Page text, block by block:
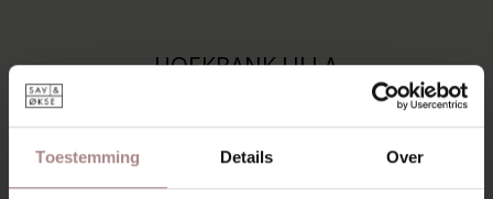
Toestemming Details Over
HOEKBANK ULLA